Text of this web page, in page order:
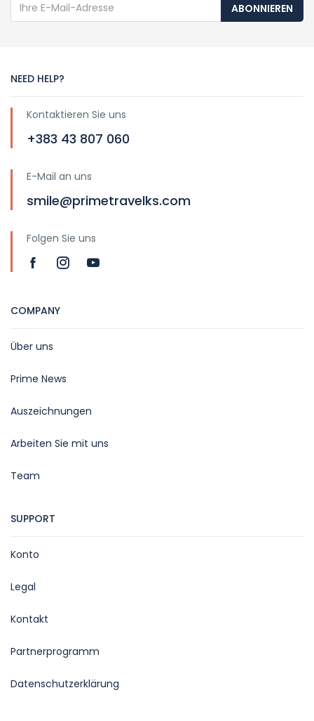
ABONNIEREN
NEED HELP?
Kontaktieren Sie uns
+383 43 807 060
E-Mail an uns
smile@primetravelks.com
Folgen Sie uns
COMPANY
Über uns
Prime News
Auszeichnungen
Arbeiten Sie mit uns
Team
SUPPORT
Konto
Legal
Kontakt
Partnerprogramm
Datenschutzerklärung